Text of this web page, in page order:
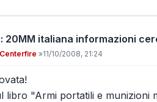
20MM italiana informazioni
Centerfire »11/10/2008, 21:24
libro "Armi portatili e munizioni